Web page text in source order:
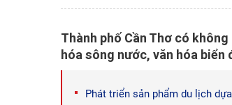
Thành phố Cần Thơ có
hóa sông nước, văn hóa
Phát triển sản phẩm du lịch